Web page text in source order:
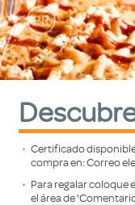
Certificado
compra en: Correo
Para regalar coloque
el área de